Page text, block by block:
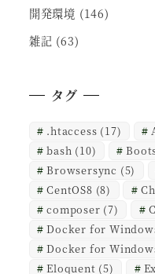
開発環境 (146)
雑記 (63)
タグ
.htaccess (17)
bash (10)
Browsersync (5)
CentOS8 (8)
composer (7)
Docker for
Docker for
Eloquent (5)